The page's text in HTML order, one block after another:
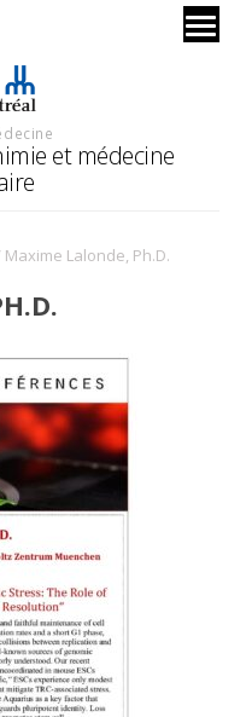
et médecine
Maxime Lalonde, Ph.D.